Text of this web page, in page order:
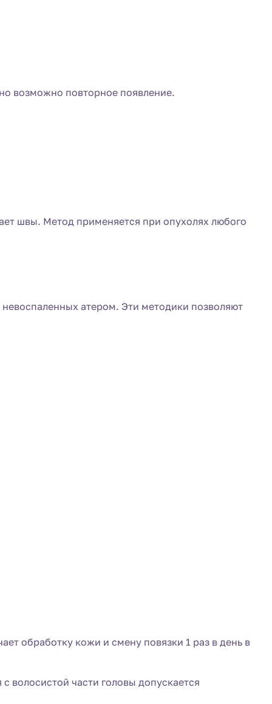
возможно повторное появление.
швы. Метод применяется при опухолях любого
атером. Эти методики позволяют
обработку кожи и смену повязки 1 раз в день в
волосистой части головы допускается